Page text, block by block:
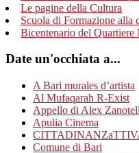
Le pagine della Cultura
Scuola di Formazione alla
Bicentenario del Quartiere
Date un'occhiata a...
A Bari murales d’artista
Al Mufaqarah R-Exist
Appello di Alex
Apulia Cinema
Comune di Bari